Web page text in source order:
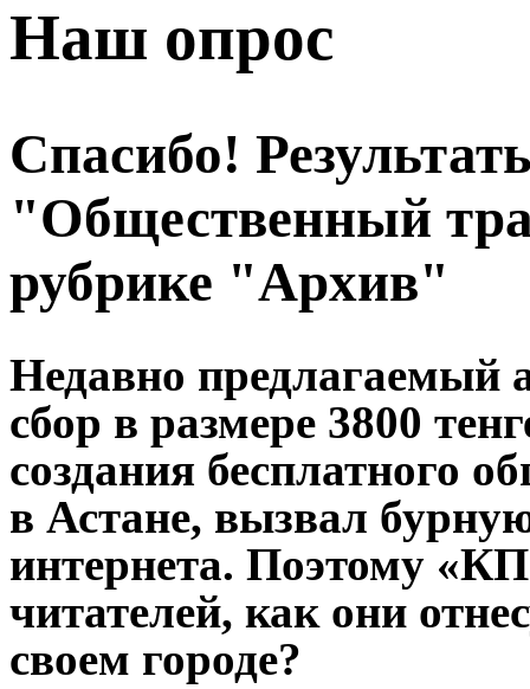
Наш опрос
Спасибо!
"Общественный
рубрике "Архив"
Недавно
сбор в размере 3800
создания бесплатного
в Астане, вызвал
интернета. Поэтому
читателей, как они
своем городе?